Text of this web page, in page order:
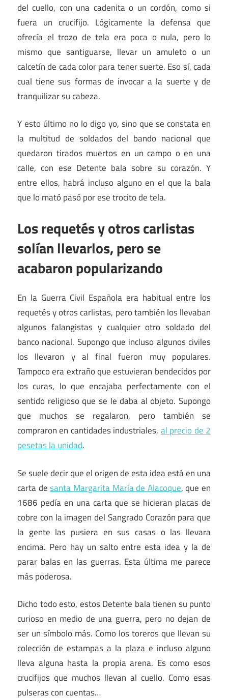
del cuello, con una cadenita o un cordón, como si
fuera un crucifijo. Lógicamente la defensa que
ofrecía el trozo de tela era poca o nula, pero lo
mismo que santiguarse, llevar un amuleto o un
calcetín de cada color para tener suerte. Eso sí, cada
cual tiene sus formas de invocar a la suerte y de
tranquilizar su cabeza.
Y esto último no lo digo yo, sino que se constata en
la multitud de soldados del bando nacional que
quedaron tirados muertos en un campo o en una
calle, con ese Detente bala sobre su corazón. Y
entre ellos, habrá incluso alguno en el que la bala
que lo mató pasó por ese trocito de tela.
Los requetés y otros carlistas
solían llevarlos, pero se
acabaron popularizando
En la Guerra Civil Española era habitual entre los
requetés y otros carlistas, pero también los llevaban
algunos falangistas y cualquier otro soldado del
banco nacional. Supongo que incluso algunos civiles
los llevaron y al final fueron muy populares.
Tampoco era extraño que estuvieran bendecidos por
los curas, lo que encajaba perfectamente con el
sentido religioso que se le daba al objeto. Supongo
que muchos se regalaron, pero también se
compraron en cantidades industriales,al precio de 2
pesetas la unidad.
Se suele decir que el origen de esta idea está en una
carta desanta Margarita María de Alacoque, que en
1686 pedía en una carta que se hicieran placas de
cobre con la imagen del Sangrado Corazón para que
la gente las pusiera en sus casas o las llevara
encima. Pero hay un salto entre esta idea y la de
parar balas en las guerras. Esta última me parece
más poderosa.
Dicho todo esto, estos Detente bala tienen su punto
curioso en medio de una guerra, pero no dejan de
ser un símbolo más. Como los toreros que llevan su
colección de estampas a la plaza e incluso alguno
lleva alguna hasta la propia arena. Es como esos
crucifijos que muchos llevan al cuello. Como esas
pulseras con cuentas…